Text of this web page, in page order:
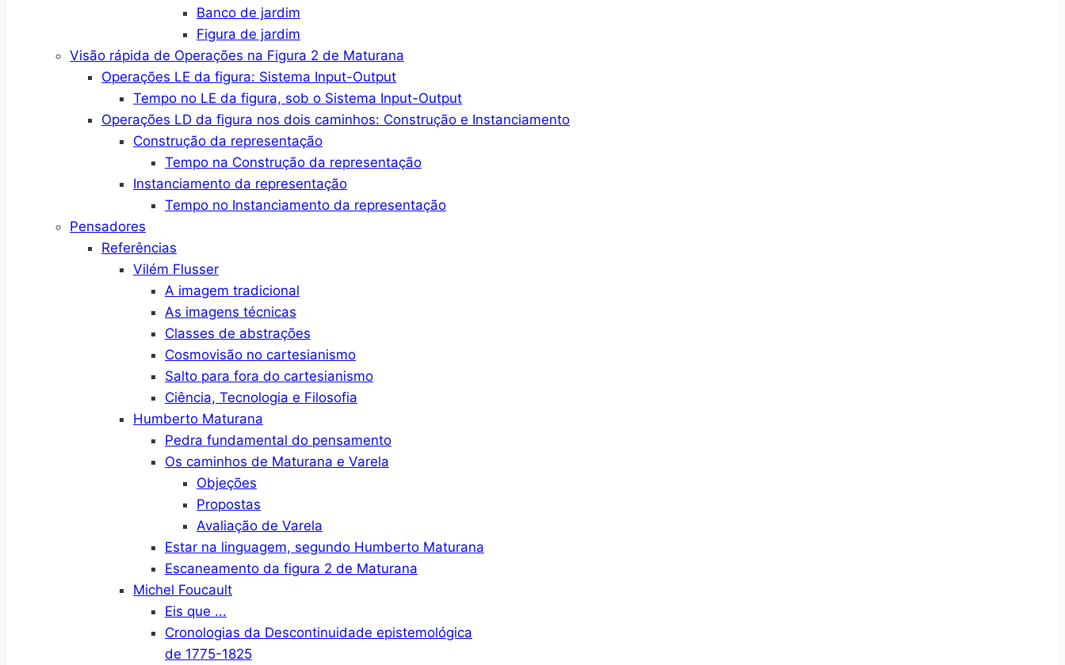
Banco de jardim
Figura de jardim
Visão rápida de Operações na Figura 2 de Maturana
Operações LE da figura: Sistema Input-Output
Tempo no LE da figura, sob o Sistema Input-Output
Operações LD da figura nos dois caminhos: Construção e Instanciamento
Construção da representação
Tempo na Construção da representação
Instanciamento da representação
Tempo no Instanciamento da representação
Pensadores
Referências
Vilém Flusser
A imagem tradicional
As imagens técnicas
Classes de abstrações
Cosmovisão no cartesianismo
Salto para fora do cartesianismo
Ciência, Tecnologia e Filosofia
Humberto Maturana
Pedra fundamental do pensamento
Os caminhos de Maturana e Varela
Objeções
Propostas
Avaliação de Varela
Estar na linguagem, segundo Humberto Maturana
Escaneamento da figura 2 de Maturana
Michel Foucault
Eis que ...
Cronologias da Descontinuidade epistemológica
de 1775-1825